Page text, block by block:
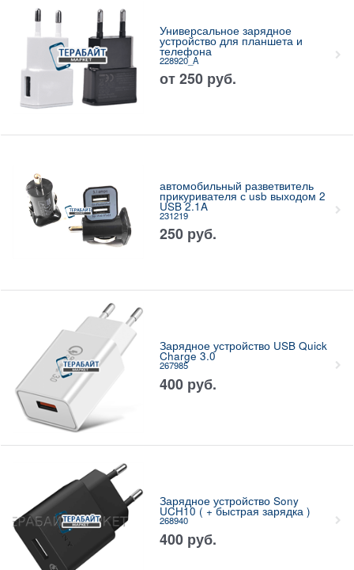
Универсальное зарядное
устройство для планшета и
телефона
228920_A
от 250 руб.
автомобильный разветвитель
прикуривателя с usb выходом 2
USB 2.1A
231219
250 руб.
Зарядное устройство USB Quick
Charge 3.0
267985
400 руб.
Зарядное устройство Sony
UCH10 ( + быстрая зарядка )
268940
400 руб.